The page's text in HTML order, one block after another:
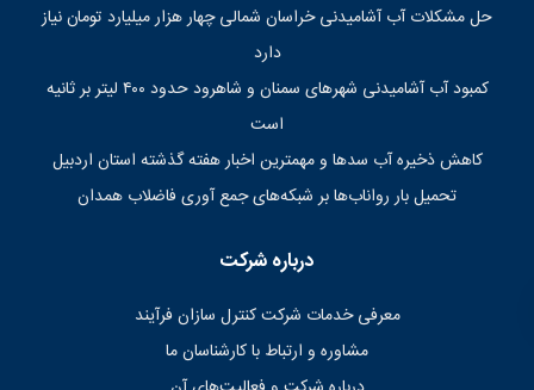
حل مشکلات آب آشامیدنی خراسان شمالی چهار هزار میلیارد تومان نیاز
دارد
کمبود آب آشامیدنی شهرهای سمنان و شاهرود حدود ۴۰۰ لیتر بر ثانیه
است
کاهش ذخیره آب سدها و مهمترین اخبار هفته گذشته استان اردبیل
تحمیل بار رواناب‌ها بر شبکه‌های جمع آوری فاضلاب همدان
درباره شرکت
معرفی خدمات شرکت کنترل سازان فرآیند
مشاوره و ارتباط با کارشناسان ما